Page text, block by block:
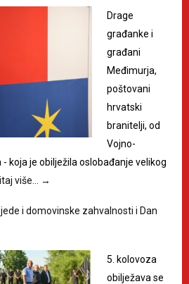
Drage
građanke i
građani
Međimurja,
poštovani
hrvatski
branitelji, od
Vojno-
koja je obilježila oslobađanje velikog
više… →
i domovinske zahvalnosti i Dan
5. kolovoza
obilježava se